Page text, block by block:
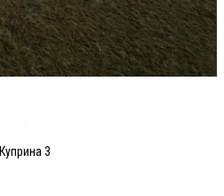
Куприна 3